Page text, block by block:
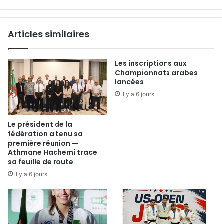
Articles similaires
Le président de la
fédération a tenu sa
première réunion —
Athmane Hachemi trace
sa feuille de route
il y a 6 jours
Les inscriptions aux
Championnats arabes
lancées
il y a 6 jours